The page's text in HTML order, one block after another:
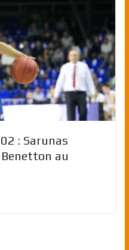
: Sarunas
au